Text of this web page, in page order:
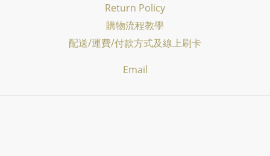
Return Policy
購物流程教學
配送/運費/付款方式及線上刷卡
Email